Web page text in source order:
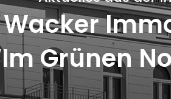
Wacker
Grünen